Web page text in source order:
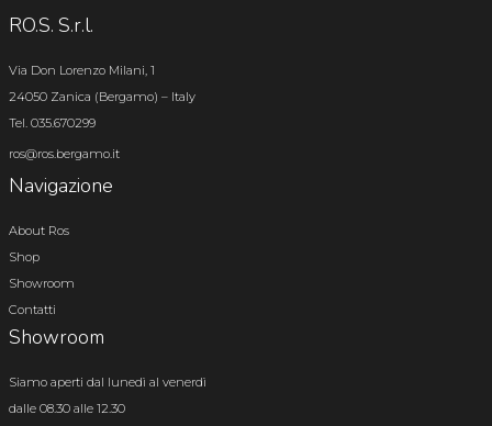
RO.S. S.r.l.
Via Don Lorenzo Milani, 1
24050 Zanica (Bergamo) – Italy
Tel. 035.670299
ros@ros.bergamo.it
Navigazione
About Ros
Shop
Showroom
Contatti
Showroom
Siamo aperti dal lunedì al venerdì
dalle 08.30 alle 12.30